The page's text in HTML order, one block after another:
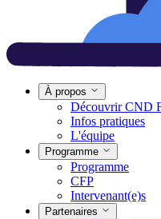
À propos
Découvrir CND
Infos pratiques
L'équipe
Programme
Programme
CFP
Intervenant(e)s
Partenaires